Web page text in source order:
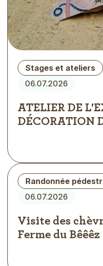
06.07.2026
Type
d'évènement
Stages et ateliers
ATELIER DE
DÉCORATION
06.07.2026
Type
d'évènement
Randonnée
Visite des
Ferme du Bêêêz